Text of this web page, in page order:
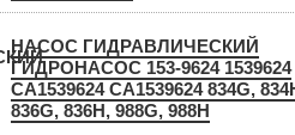
НАСОС ГИДРАВЛИЧЕСКИЙ
ГИДРОНАСОС 153-9624 1539624
CA1539624 СА1539624 834G,
836G, 836H, 988G, 988H